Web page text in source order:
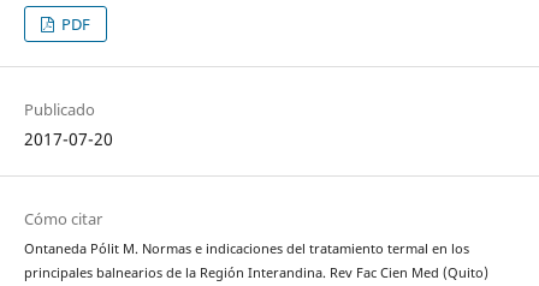
PDF
Publicado
2017-07-20
Cómo citar
Ontaneda Pólit M. Normas e indicaciones del tratamiento termal en los
principales balnearios de la Región Interandina. Rev Fac Cien Med (Quito)